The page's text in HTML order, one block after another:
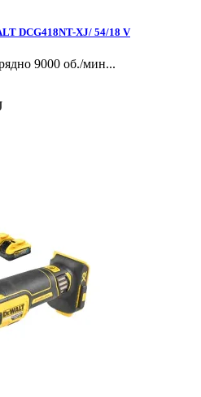
DCG418NT-XJ/ 54/18 V
9000 об./мин...